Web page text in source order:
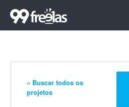
« Buscar todos os
projetos